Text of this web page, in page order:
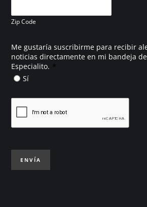
Zip Code
Me gustaría suscribirme para recibir
noticias directamente en mi bandeja
Especialito. *
Sí
ENVÍA